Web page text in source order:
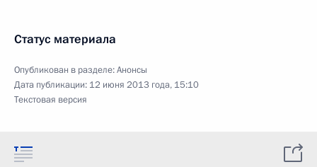
Статус материала
Опубликован в разделе:Анонсы
Дата публикации: 12 июня 2013 года, 15:10
Текстовая версия